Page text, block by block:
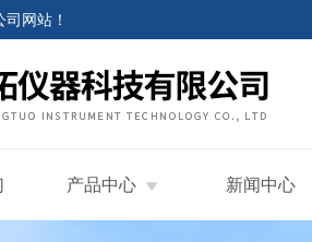
司网站 ！
产品中心 新闻中心